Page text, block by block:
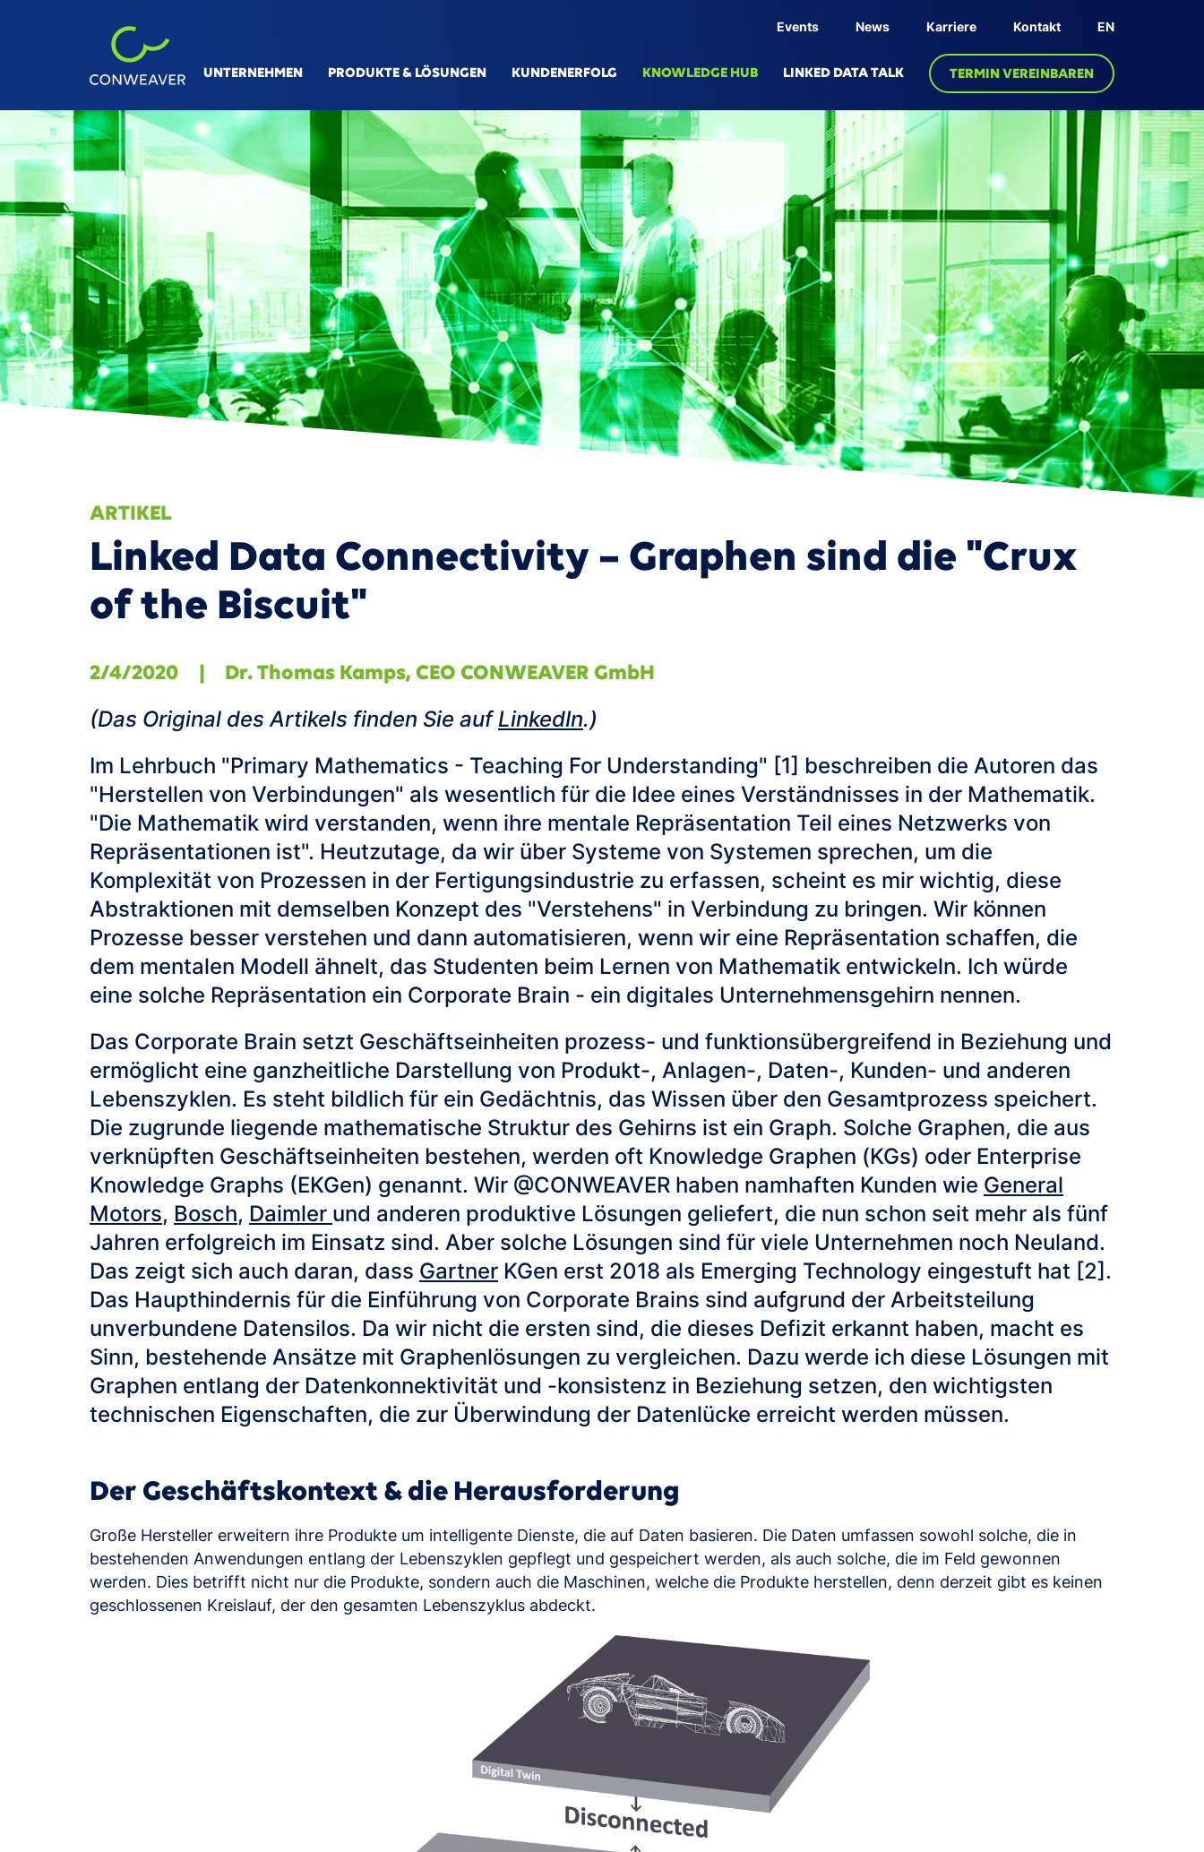
Events News Karriere Kontakt EN
UNTERNEHMEN PRODUKTE & LÖSUNGEN KUNDENERFOLG KNOWLEDGE HUB LINKED DATA TALK TERMIN VEREINBAREN
BRANCHEN
Automotive
Maschinen- & Anlagenbau
Prozessindustrie
Flugzeug-, Bahn- & Schiffsbau
LÖSUNGEN
V&V Simulationsplattform
Linksphere eSe
Digital Production
Connected Engineering
Smart Services & Predictive Maintenance
360° Supply Chain
Smart Product Portfolio Management
TECHNOLOGIE
Knowledge Graph
Generative AI
Digital Twin
Data Fabric
AI/ML
Linksphere Plattform
ARTIKEL
Linked Data Connectivity – Graphen sind die "Crux
of the Biscuit"
2/4/2020 Dr. Thomas Kamps, CEO CONWEAVER GmbH
(Das Original des Artikels finden Sie aufLinkedIn.)
Im Lehrbuch "Primary Mathematics - Teaching For Understanding" [1] beschreiben die Autoren das
"Herstellen von Verbindungen" als wesentlich für die Idee eines Verständnisses in der Mathematik.
"Die Mathematik wird verstanden, wenn ihre mentale Repräsentation Teil eines Netzwerks von
Repräsentationen ist". Heutzutage, da wir über Systeme von Systemen sprechen, um die
Komplexität von Prozessen in der Fertigungsindustrie zu erfassen, scheint es mir wichtig, diese
Abstraktionen mit demselben Konzept des "Verstehens" in Verbindung zu bringen. Wir können
Prozesse besser verstehen und dann automatisieren, wenn wir eine Repräsentation schaffen, die
dem mentalen Modell ähnelt, das Studenten beim Lernen von Mathematik entwickeln. Ich würde
eine solche Repräsentation ein Corporate Brain - ein digitales Unternehmensgehirn nennen.
Das Corporate Brain setzt Geschäftseinheiten prozess- und funktionsübergreifend in Beziehung und
ermöglicht eine ganzheitliche Darstellung von Produkt-, Anlagen-, Daten-, Kunden- und anderen
Lebenszyklen. Es steht bildlich für ein Gedächtnis, das Wissen über den Gesamtprozess speichert.
Die zugrunde liegende mathematische Struktur des Gehirns ist ein Graph. Solche Graphen, die aus
verknüpften Geschäftseinheiten bestehen, werden oft Knowledge Graphen (KGs) oder Enterprise
Knowledge Graphs (EKGen) genannt. Wir @CONWEAVER haben namhaften Kunden wie General
Motors, Bosch, Daimler und anderen produktive Lösungen geliefert, die nun schon seit mehr als fünf
Jahren erfolgreich im Einsatz sind. Aber solche Lösungen sind für viele Unternehmen noch Neuland.
Das zeigt sich auch daran, dass Gartner KGen erst 2018 als Emerging Technology eingestuft hat [2].
Das Haupthindernis für die Einführung von Corporate Brains sind aufgrund der Arbeitsteilung
unverbundene Datensilos. Da wir nicht die ersten sind, die dieses Defizit erkannt haben, macht es
Sinn, bestehende Ansätze mit Graphenlösungen zu vergleichen. Dazu werde ich diese Lösungen mit
Graphen entlang der Datenkonnektivität und -konsistenz in Beziehung setzen, den wichtigsten
technischen Eigenschaften, die zur Überwindung der Datenlücke erreicht werden müssen.
Der Geschäftskontext & die Herausforderung
Große Hersteller erweitern ihre Produkte um intelligente Dienste, die auf Daten basieren. Die Daten umfassen sowohl solche, die in
bestehenden Anwendungen entlang der Lebenszyklen gepflegt und gespeichert werden, als auch solche, die im Feld gewonnen
werden. Dies betrifft nicht nur die Produkte, sondern auch die Maschinen, welche die Produkte herstellen, denn derzeit gibt es keinen
geschlossenen Kreislauf, der den gesamten Lebenszyklus abdeckt.